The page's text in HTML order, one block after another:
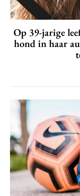
Op 39-jarige
hond in haar